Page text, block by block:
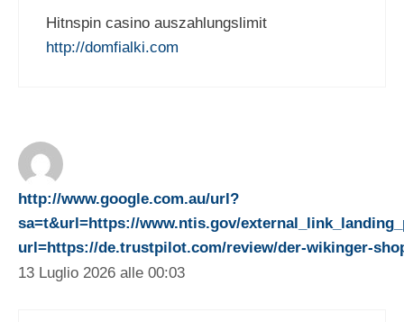
Hitnspin casino auszahlungslimit
http://domfialki.com
http://www.google.com.au/url?
sa=t&url=https://www.ntis.gov/
url=https://de.trustpilot.com/review/der-wikinger-
13 Luglio 2026 alle 00:03